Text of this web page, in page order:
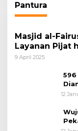
Pantura
Masjid al-
Layanan Pijat
bagi Pemudik
9 April 2025
12